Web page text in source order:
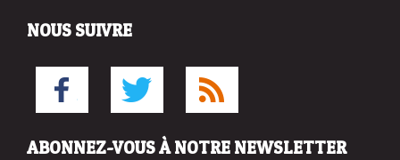
NOUS SUIVRE
ABONNEZ-VOUS À NOTRE NEWSLETTER